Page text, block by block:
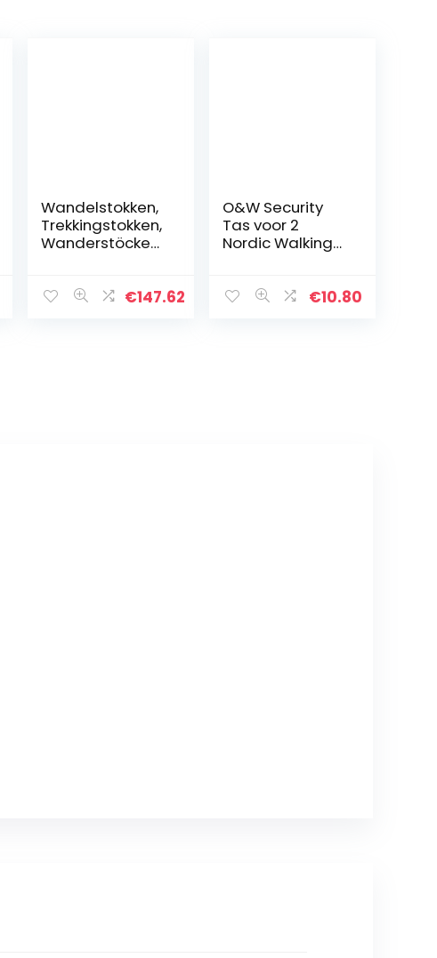
Wandelstokken,
Trekkingstokken,
Wanderstöcke
Verstellbar,€147.62
O&W Security
Tas voor 2
Nordic Walking
licht, waterdicht,
€10.80